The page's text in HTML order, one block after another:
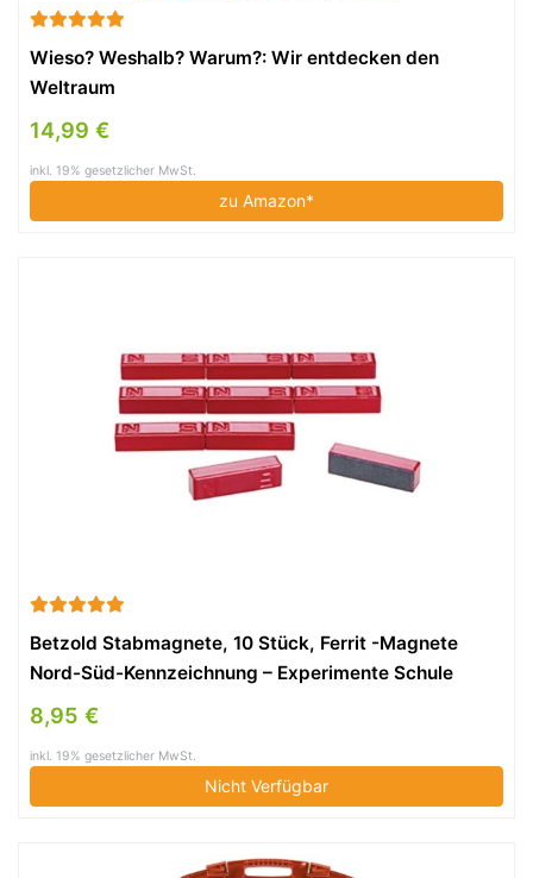
Wieso? Weshalb? Warum?: Wir entdecken den
Weltraum
14,99 €
inkl. 19% gesetzlicher MwSt.
zu Amazon*
Betzold Stabmagnete, 10 Stück, Ferrit -Magnete
Nord-Süd-Kennzeichnung – Experimente Schule
Physik-Unterricht Schüler Kinder Lehrmittel lernen
Magnetismus experimentieren
Magnetismusexperimente
8,95 €
inkl. 19% gesetzlicher MwSt.
Nicht Verfügbar